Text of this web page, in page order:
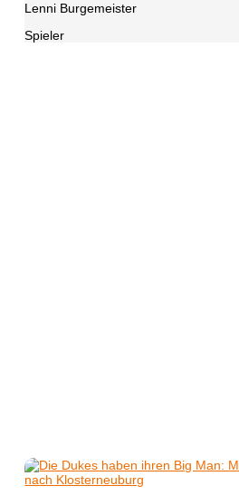
Lenni Burgemeister
Spieler